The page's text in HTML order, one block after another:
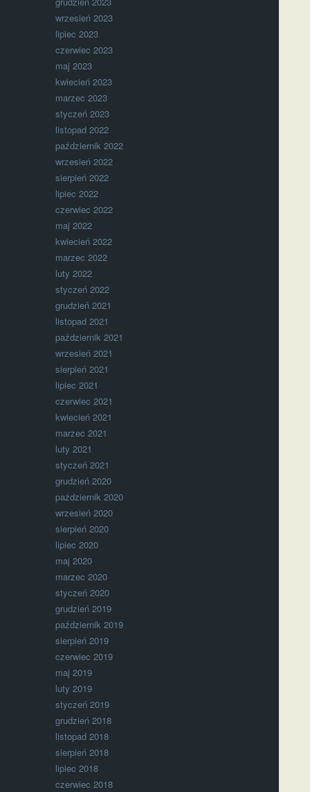
wrzesień 2023
lipiec 2023
czerwiec 2023
maj 2023
kwiecień 2023
marzec 2023
styczeń 2023
listopad 2022
październik 2022
wrzesień 2022
sierpień 2022
lipiec 2022
czerwiec 2022
maj 2022
kwiecień 2022
marzec 2022
luty 2022
styczeń 2022
grudzień 2021
listopad 2021
październik 2021
wrzesień 2021
sierpień 2021
lipiec 2021
czerwiec 2021
kwiecień 2021
marzec 2021
luty 2021
styczeń 2021
grudzień 2020
październik 2020
wrzesień 2020
sierpień 2020
lipiec 2020
maj 2020
marzec 2020
styczeń 2020
grudzień 2019
październik 2019
sierpień 2019
czerwiec 2019
maj 2019
luty 2019
styczeń 2019
grudzień 2018
listopad 2018
sierpień 2018
lipiec 2018
czerwiec 2018